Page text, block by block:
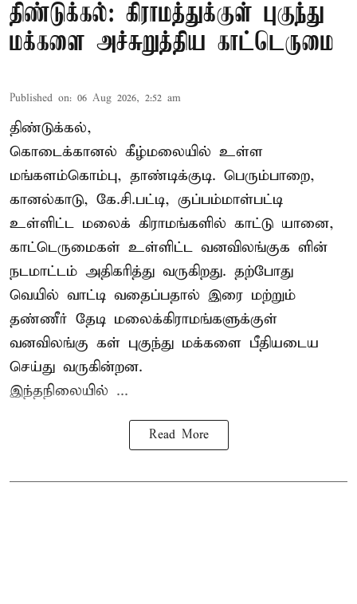
திண்டுக்கல்: கிராமத்துக்குள் புகுந்து
மக்களை அச்சுறுத்திய காட்டெருமை
Published on: 06 Aug 2026, 2:52 am
திண்டுக்கல்,
கொடைக்கானல் கீழ்மலையில் உள்ள
மங்களம்கொம்பு, தாண்டிக்குடி. பெரும்பாறை,
கானல்காடு, கே.சி.பட்டி, குப்பம்மாள்பட்டி
உள்ளிட்ட மலைக் கிராமங்களில் காட்டு யானை,
காட்டெருமைகள் உள்ளிட்ட வனவிலங்குக ளின்
நடமாட்டம் அதிகரித்து வருகிறது. தற்போது
வெயில் வாட்டி வதைப்பதால் இரை மற்றும்
தண்ணீர் தேடி மலைக்கிராமங்களுக்குள்
வனவிலங்கு கள் புகுந்து மக்களை பீதியடைய
செய்து வருகின்றன.
இந்தநிலையில் ...
Read More